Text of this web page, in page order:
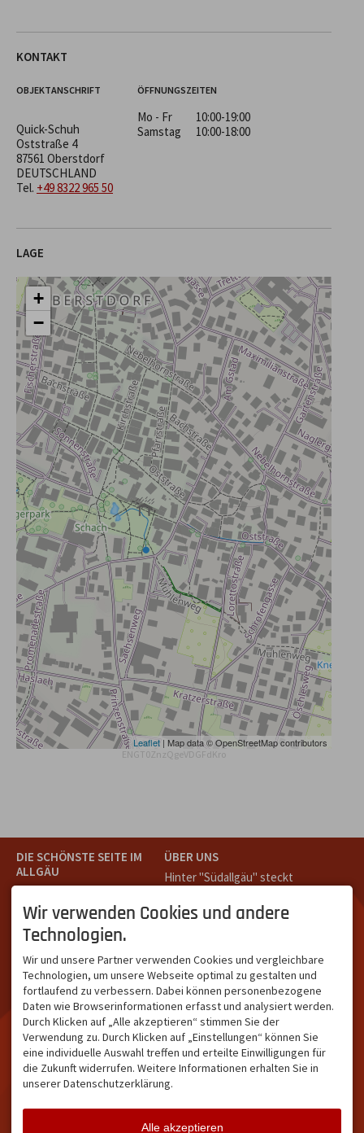
KONTAKT
OBJEKTANSCHRIFT
Quick-Schuh
Oststraße 4
87561 Oberstdorf
DEUTSCHLAND
Tel. +49 8322 965 50
ÖFFNUNGSZEITEN
Mo - Fr
10:00-19:00
Samstag
10:00-18:00
LAGE
+
−
Leaflet | Map data © OpenStreetMap contributors
ENGT0ZnzQgeVDGFdKro
DIE SCHÖNSTE SEITE IM
ALLGÄU
Teil des Oberallgäus. Es
verbindet die Tourismus-
Destinationen Oberstdorf,
Kleinwalsertal und beliebte
Urlaubsziele wie die
Hörnerdörfer, Alpsee-
Grünten, Oberstaufen oder
Wertach im Allgäu.
ÜBER UNS
Hinter "Südallgäu" steckt
Oberstdorf.
Unser Ziel ist ein attraktives
Leistungsträger im
südlichen Oberallgäu eine
starke Plattform bietet.
NETZWERK & REICHWEITE
ca. 36.700 Abos bei
Instagram
Wir verwenden Cookies und andere
Technologien.
Wir und unsere Partner verwenden Cookies und vergleichbare
Technologien, um unsere Webseite optimal zu gestalten und
fortlaufend zu verbessern. Dabei können personenbezogene
Daten wie Browserinformationen erfasst und analysiert werden.
Durch Klicken auf „Alle akzeptieren“ stimmen Sie der
Verwendung zu. Durch Klicken auf „Einstellungen“ können Sie
eine individuelle Auswahl treffen und erteilte Einwilligungen für
die Zukunft widerrufen. Weitere Informationen erhalten Sie in
unserer Datenschutzerklärung.
Alle akzeptieren